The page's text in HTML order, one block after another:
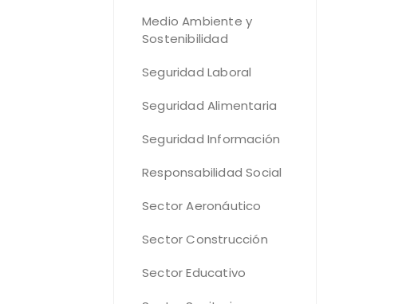
Medio Ambiente y
Sostenibilidad
Seguridad Laboral
Seguridad Alimentaria
Seguridad Información
Responsabilidad Social
Sector Aeronáutico
Sector Construcción
Sector Educativo